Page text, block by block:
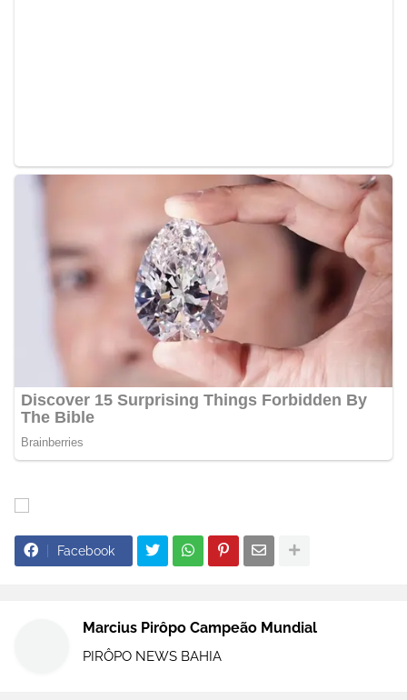
Facebook
Marcius Pirôpo Campeão Mundial
PIRÔPO NEWS BAHIA